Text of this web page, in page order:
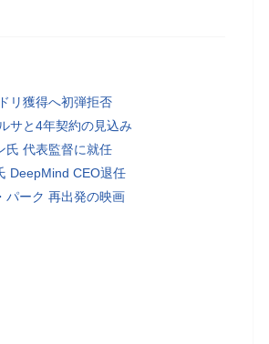
リ獲得へ初弾拒否
サと4年契約の見込み
氏 代表監督に就任
DeepMind CEO退任
パーク 再出発の映画